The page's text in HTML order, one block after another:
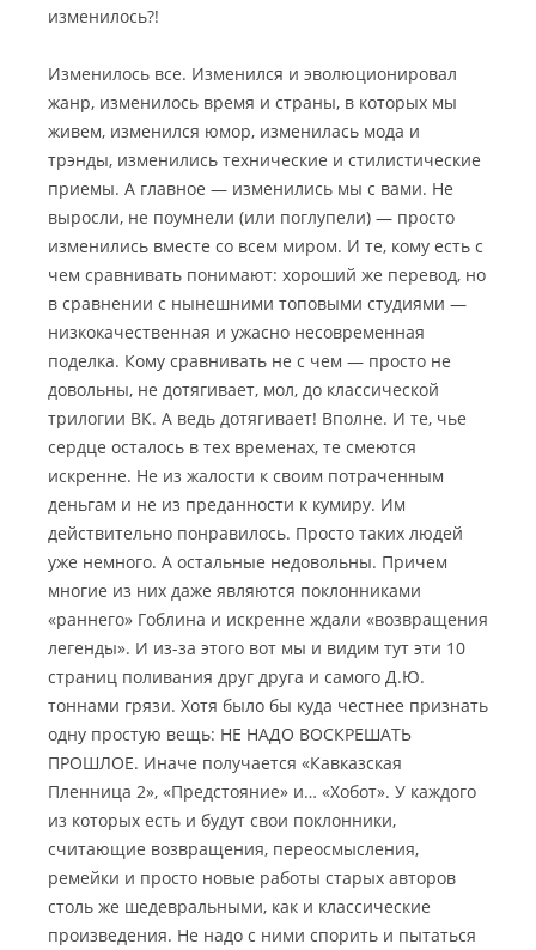
изменилось?!
Изменилось все. Изменился и эволюционировал
жанр, изменилось время и страны, в которых мы
живем, изменился юмор, изменилась мода и
трэнды, изменились технические и стилистические
приемы. А главное — изменились мы с вами. Не
выросли, не поумнели (или поглупели) — просто
изменились вместе со всем миром. И те, кому есть с
чем сравнивать понимают: хороший же перевод, но
в сравнении с нынешними топовыми студиями —
низкокачественная и ужасно несовременная
поделка. Кому сравнивать не с чем — просто не
довольны, не дотягивает, мол, до классической
трилогии ВК. А ведь дотягивает! Вполне. И те, чье
сердце осталось в тех временах, те смеются
искренне. Не из жалости к своим потраченным
деньгам и не из преданности к кумиру. Им
действительно понравилось. Просто таких людей
уже немного. А остальные недовольны. Причем
многие из них даже являются поклонниками
«раннего» Гоблина и искренне ждали «возвращения
легенды». И из-за этого вот мы и видим тут эти 10
страниц поливания друг друга и самого Д.Ю.
тоннами грязи. Хотя было бы куда честнее признать
одну простую вещь: НЕ НАДО ВОСКРЕШАТЬ
ПРОШЛОЕ. Иначе получается «Кавказская
Пленница 2», «Предстояние» и… «Хобот». У каждого
из которых есть и будут свои поклонники,
считающие возвращения, переосмысления,
ремейки и просто новые работы старых авторов
столь же шедевральными, как и классические
произведения. Не надо с ними спорить и пытаться